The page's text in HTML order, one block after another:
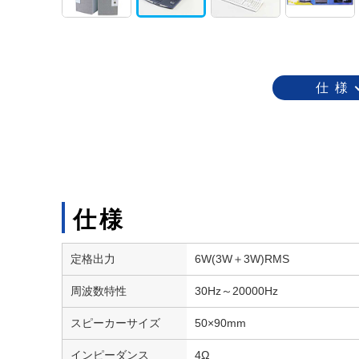
仕 様
仕様
定格出力 6W(3W＋3W)RMS
周波数特性 30Hz～20000Hz
スピーカーサイズ 50×90mm
インピーダンス 4Ω